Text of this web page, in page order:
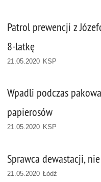
Patrol prewencji z
8-latkę
21.05.2020 KSP
Wpadli podczas
papierosów
21.05.2020 KSP
Sprawca dewastacji,
21.05.2020 Łódź